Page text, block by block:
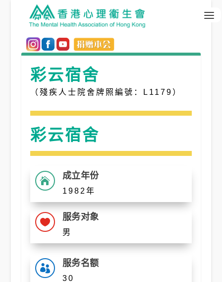
彩云宿舍
（殘疾人士院舍牌照編號：L1179）
彩云宿舍
 成立年份
1982年
 服务对象
男
 服务名额
30